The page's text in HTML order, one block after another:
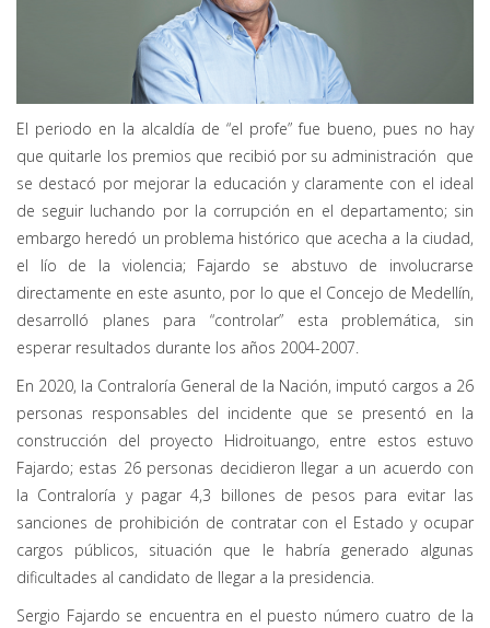
El periodo en la alcaldía de “el profe” fue bueno, pues no hay
que quitarle los premios que recibió por su administración que
se destacó por mejorar la educación y claramente con el ideal
de seguir luchando por la corrupción en el departamento; sin
embargo heredó un problema histórico que acecha a la ciudad,
el lío de la violencia; Fajardo se abstuvo de involucrarse
directamente en este asunto, por lo que el Concejo de Medellín,
desarrolló planes para “controlar” esta problemática, sin
esperar resultados durante los años 2004-2007.
En 2020, la Contraloría General de la Nación, imputó cargos a 26
personas responsables del incidente que se presentó en la
construcción del proyecto Hidroituango, entre estos estuvo
Fajardo; estas 26 personas decidieron llegar a un acuerdo con
la Contraloría y pagar 4,3 billones de pesos para evitar las
sanciones de prohibición de contratar con el Estado y ocupar
cargos públicos, situación que le habría generado algunas
dificultades al candidato de llegar a la presidencia.
Sergio Fajardo se encuentra en el puesto número cuatro de la